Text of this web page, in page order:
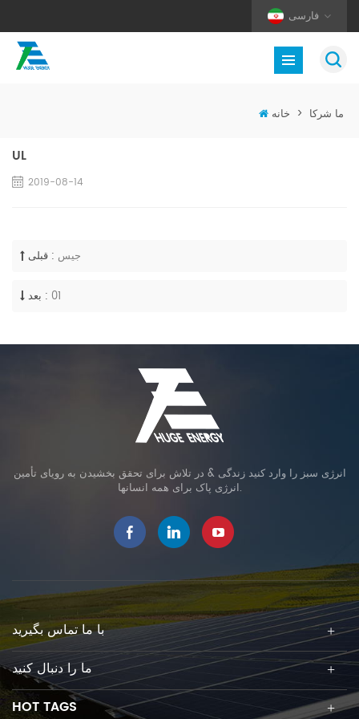
فارسی
خانه > ما شرکا
UL
2019-08-14
قبلی : جیس
بعد : 01
انرژی سبز را وارد کنید زندگی & در تلاش برای تحقق بخشیدن به رویای تأمین
انرژی پاک برای همه انسانها.
با ما تماس بگیرید
ما را دنبال کنید
HOT TAGS